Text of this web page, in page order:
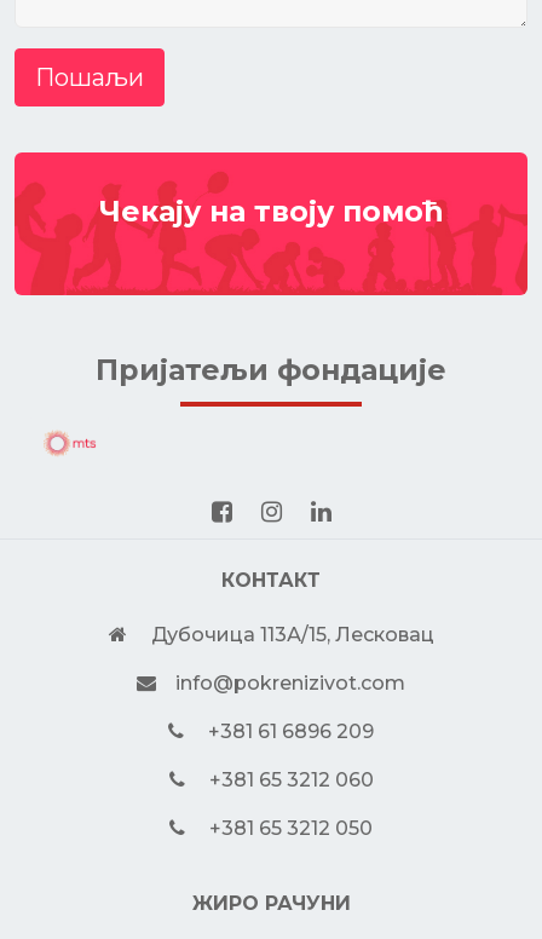
Пошаљи
Чекају на твоју помоћ
Пријатељи фондације
КОНТАКТ
Дубочица 113А/15, Лесковац
info@pokrenizivot.com
+381 61 6896 209
+381 65 3212 060
+381 65 3212 050
ЖИРО РАЧУНИ